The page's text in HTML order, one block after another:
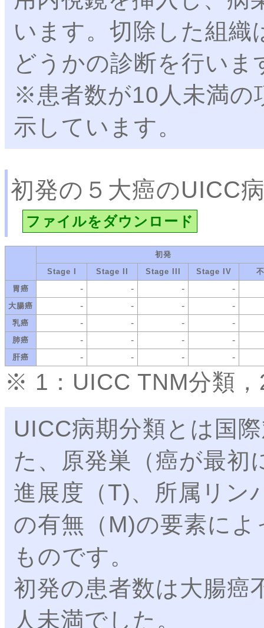
います。切除した組織
どうかの診断を行いま
※患者数が10人未満の
示しています。
初発の５大癌のUICC
ファイルをダウンロード
初発
Stage I
Stage II Stage III Stage IV
胃癌
- - - -
大腸癌 - - - -
乳癌 - - - -
肺癌 - - - -
肝癌 - - - -
※ 1：UICC TNM分類
UICC病期分類とは国
た、原発巣（癌が最初
進展度（T)、所属リン
の有無（M)の要素に
ものです。
初発の患者数は大腸癌
人未満でした。